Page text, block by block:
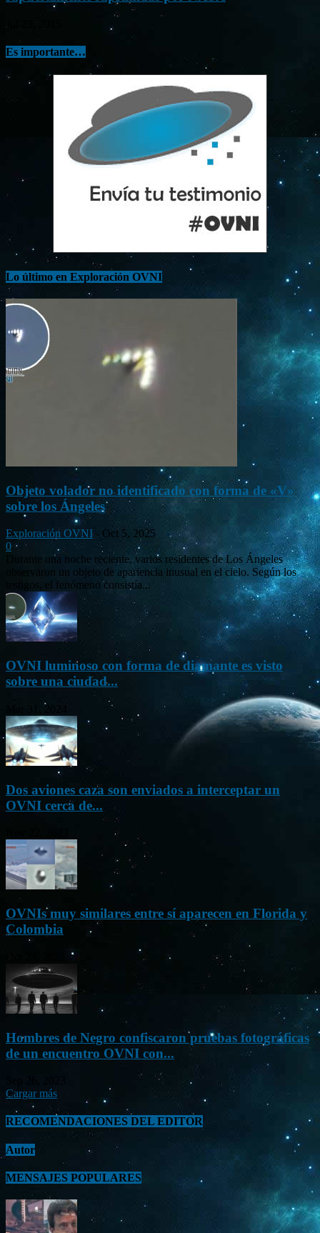
Jul 23, 2015
Es importante…
Lo último en Exploración OVNI
Objeto volador no identificado con forma de «V»
sobre los Ángeles
Exploración OVNI - Oct 5, 2025
0
Durante una noche reciente, varios residentes de Los Ángeles
observaron un objeto de apariencia inusual en el cielo. Según los
testigos, el fenómeno consistía...
OVNI luminoso con forma de diamante es visto
sobre una ciudad...
Mar 31, 2024
Dos aviones caza son enviados a interceptar un
OVNI cerca de...
OVNIs muy similares entre sí aparecen en Florida y
Colombia
Hombres de Negro confiscaron pruebas fotográficas
de un encuentro OVNI con...
Cargar más
RECOMENDACIONES DEL EDITOR
Autor
MENSAJES POPULARES